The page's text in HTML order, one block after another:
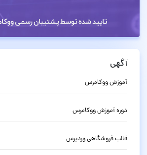
آگهی
آموزش ووکامرس
دوره آموزش ووکامرس
قالب فروشگاهی وردپرس